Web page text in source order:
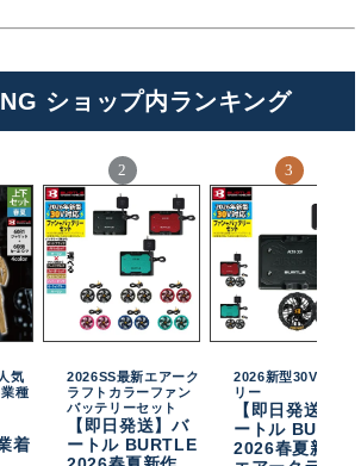
ショップ内ランキング
気
種
着
2026SS最新エアーク
ラフトカラーファン
バッテリーセット
【即日発送】バ
ートル BURTLE
2026新型30Vバッテ
リー
【即日発送】バ
ートル
2026春夏新作